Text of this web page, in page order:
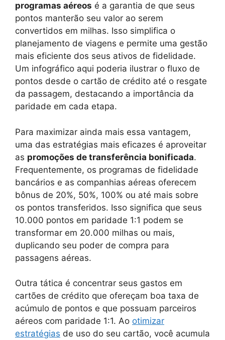
programas aéreos é a garantia de que seus
pontos manterão seu valor ao serem
convertidos em milhas. Isso simplifica o
planejamento de viagens e permite uma gestão
mais eficiente dos seus ativos de fidelidade.
Um infográfico aqui poderia ilustrar o fluxo de
pontos desde o cartão de crédito até o resgate
da passagem, destacando a importância da
paridade em cada etapa.
Para maximizar ainda mais essa vantagem,
uma das estratégias mais eficazes é aproveitar
as promoções de transferência bonificada.
Frequentemente, os programas de fidelidade
bancários e as companhias aéreas oferecem
bônus de 20%, 50%, 100% ou até mais sobre
os pontos transferidos. Isso significa que seus
10.000 pontos em paridade 1:1 podem se
transformar em 20.000 milhas ou mais,
duplicando seu poder de compra para
passagens aéreas.
Outra tática é concentrar seus gastos em
cartões de crédito que ofereçam boa taxa de
acúmulo de pontos e que possuam parceiros
aéreos com paridade 1:1. Ao otimizar
estratégias de uso do seu cartão, você acumula